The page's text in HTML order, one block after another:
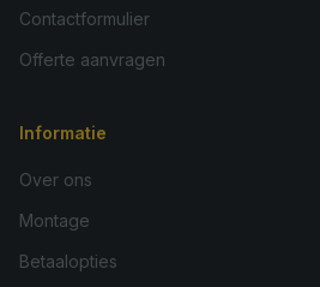
Contactformulier
Offerte aanvragen
Informatie
Over ons
Montage
Betaalopties